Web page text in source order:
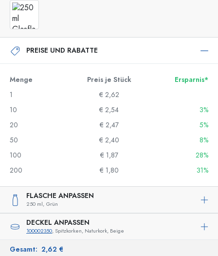
PREISE UND RABATTE
Menge Preis je Stück
Ersparnis*
1
€ 2,62
10
€ 2,54
3%
20
€ 2,47
5%
50
€ 2,40
8%
100
€ 1,87
28%
200
€ 1,80 31%
FLASCHE ANPASSEN
250 ml, Grün
DECKEL ANPASSEN
100002350, Spitzkorken, Naturkork, Beige
Gesamt: 2,62 €